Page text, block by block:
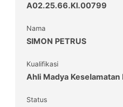
A02.25.66.KI.00799
Nama
SIMON PETRUS
Kualifikasi
Ahli Madya
Status